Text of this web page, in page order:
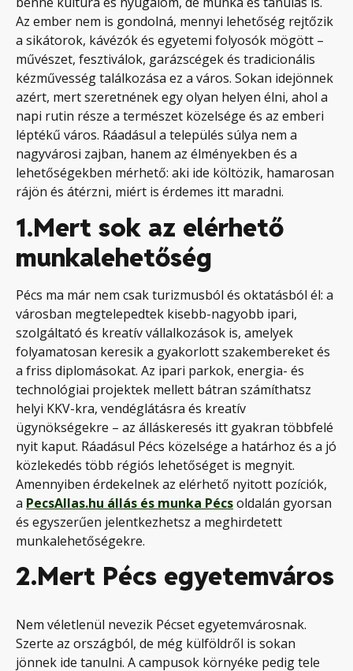
Az ember nem is gondolná, mennyi lehetőség rejtőzik
a sikátorok, kávézók és egyetemi folyosók mögött –
művészet, fesztiválok, garázscégek és tradicionális
kézművesség találkozása ez a város. Sokan idejönnek
azért, mert szeretnének egy olyan helyen élni, ahol a
napi rutin része a természet közelsége és az emberi
léptékű város. Ráadásul a település súlya nem a
nagyvárosi zajban, hanem az élményekben és a
lehetőségekben mérhető: aki ide költözik, hamarosan
rájön és átérzni, miért is érdemes itt maradni.
1.Mert sok az elérhető
munkalehetőség
Pécs ma már nem csak turizmusból és oktatásból él: a
városban megtelepedtek kisebb-nagyobb ipari,
szolgáltató és kreatív vállalkozások is, amelyek
folyamatosan keresik a gyakorlott szakembereket és
a friss diplomásokat. Az ipari parkok, energia- és
technológiai projektek mellett bátran számíthatsz
helyi KKV-kra, vendéglátásra és kreatív
ügynökségekre – az álláskeresés itt gyakran többfelé
nyit kaput. Ráadásul Pécs közelsége a határhoz és a jó
közlekedés több régiós lehetőséget is megnyit.
Amennyiben érdekelnek az elérhető nyitott pozíciók,
a PecsAllas.hu állás és munka Pécsoldalán gyorsan
és egyszerűen jelentkezhetsz a meghirdetett
munkalehetőségekre.
2.Mert Pécs egyetemváros
Nem véletlenül nevezik Pécset egyetemvárosnak.
Szerte az országból, de még külföldről is sokan
jönnek ide tanulni. A campusok környéke pedig tele